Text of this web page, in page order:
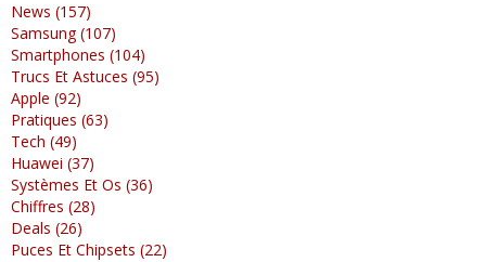
News (157)
Samsung (107)
Smartphones (104)
Trucs Et Astuces (95)
Apple (92)
Pratiques (63)
Tech (49)
Huawei (37)
Systèmes Et Os (36)
Chiffres (28)
Deals (26)
Puces Et Chipsets (22)